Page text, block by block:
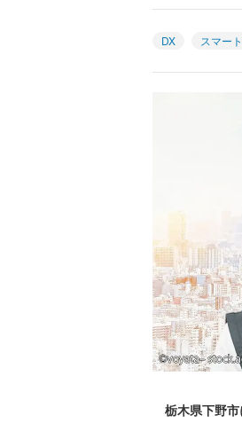
DX スマー
栃木県下野市